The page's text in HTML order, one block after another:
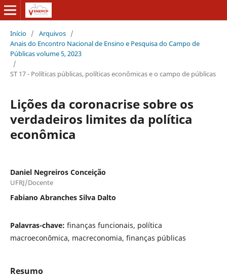
Início / Arquivos /
Anais do Encontro Nacional de Ensino e Pesquisa do Campo de
Públicas volume 5, 2023
/
ST 17 - Políticas públicas, políticas econômicas e o campo de públicas
Lições da coronacrise sobre os
verdadeiros limites da política
econômica
Daniel Negreiros Conceição
UFRJ/Docente
Fabiano Abranches Silva Dalto
Palavras-chave: finanças funcionais, política
macroeconômica, macreconomia, finanças públicas
Resumo